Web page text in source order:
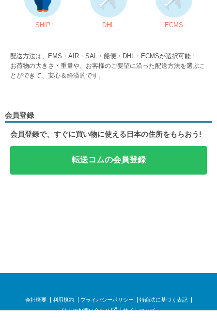
SHIP DHL ECMS
配送方法は、EMS・AIR・SAL・船便・DHL・ECMSが選択可能！
お荷物の大きさ・重量や、お客様のご要望に沿った配送方法を選ぶこ
とができて、安心＆経済的です。
会員登録
会員登録で、すぐに買い物に使える日本の住所をもらおう!
転送コムの会員登録
会社概要 利用規約 プライバシーポリシー
特商法に基づく表記
法人のお問い合わせ
サイトマップ